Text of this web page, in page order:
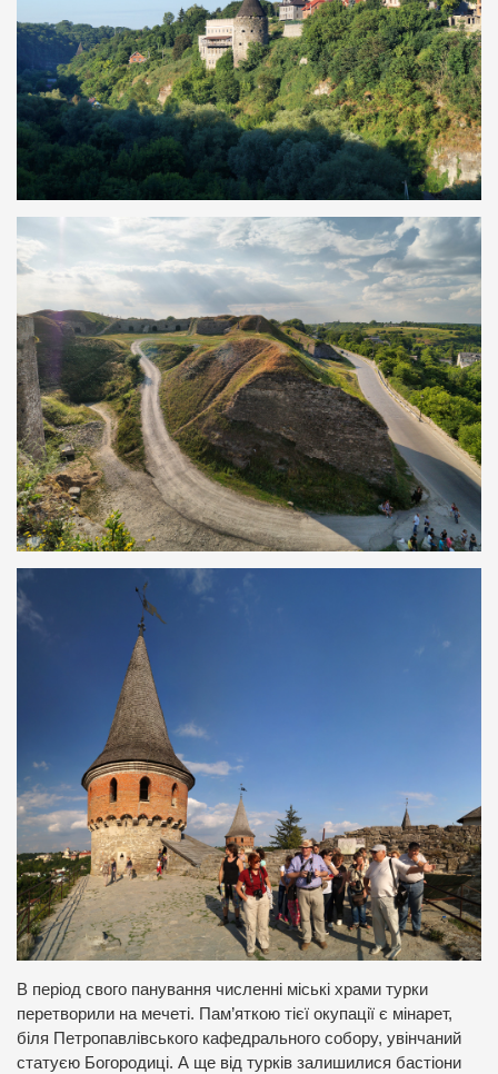
В період свого панування численні міські храми турки
перетворили на мечеті. Пам’яткою тієї окупації є мінарет,
біля Петропавлівського кафедрального собору, увінчаний
статуєю Богородиці. А ще від турків залишилися бастіони